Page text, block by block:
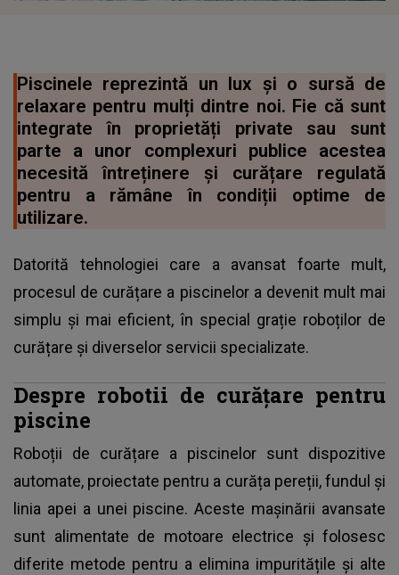
Piscinele reprezintă un lux și o sursă de
relaxare pentru mulți dintre noi. Fie că sunt
integrate în proprietăți private sau sunt
parte a unor complexuri publice acestea
necesită întreținere și curățare regulată
pentru a rămâne în condiții optime de
utilizare.
Datorită tehnologiei care a avansat foarte mult,
procesul de curățare a piscinelor a devenit mult mai
simplu și mai eficient, în special grație roboților de
curățare și diverselor servicii specializate.
Despre robotii de curățare pentru
piscine
Roboții de curățare a piscinelor sunt dispozitive
automate, proiectate pentru a curăța pereții, fundul și
linia apei a unei piscine. Aceste mașinării avansate
sunt alimentate de motoare electrice și folosesc
diferite metode pentru a elimina impuritățile și alte